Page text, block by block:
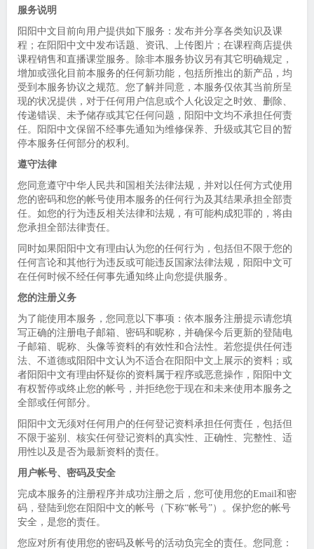
服务说明
阳阳中文目前向用户提供如下服务：发布并分享各类知识及课
程；在阳阳中文中发布话题、资讯、上传图片；在课程商店提供
课程销售和直播课堂服务。除非本服务协议另有其它明确规定，
增加或强化目前本服务的任何新功能，包括所推出的新产品，均
受到本服务协议之规范。您了解并同意，本服务仅依其当前所呈
现的状况提供，对于任何用户信息或个人化设定之时效、删除、
传递错误、未予储存或其它任何问题，阳阳中文均不承担任何责
任。阳阳中文保留不经事先通知为维修保养、升级或其它目的暂
停本服务任何部分的权利。
遵守法律
您同意遵守中华人民共和国相关法律法规，并对以任何方式使用
您的密码和您的帐号使用本服务的任何行为及其结果承担全部责
任。如您的行为违反相关法律和法规，有可能构成犯罪的，将由
您承担全部法律责任。
同时如果阳阳中文有理由认为您的任何行为，包括但不限于您的
任何言论和其他行为违反或可能违反国家法律法规，阳阳中文可
在任何时候不经任何事先通知终止向您提供服务。
您的注册义务
为了能使用本服务，您同意以下事项：依本服务注册提示请您填
写正确的注册电子邮箱、密码和昵称，并确保今后更新的登陆电
子邮箱、昵称、头像等资料的有效性和合法性。若您提供任何违
法、不道德或阳阳中文认为不适合在阳阳中文上展示的资料；或
者阳阳中文有理由怀疑你的资料属于程序或恶意操作，阳阳中文
有权暂停或终止您的帐号，并拒绝您于现在和未来使用本服务之
全部或任何部分。
阳阳中文无须对任何用户的任何登记资料承担任何责任，包括但
不限于鉴别、核实任何登记资料的真实性、正确性、完整性、适
用性以及是否为最新资料的责任。
用户帐号、密码及安全
完成本服务的注册程序并成功注册之后，您可使用您的Email和密
码，登陆到您在阳阳中文的帐号（下称“帐号”）。保护您的帐号
安全，是您的责任。
您应对所有使用您的密码及帐号的活动负完全的责任。您同意：